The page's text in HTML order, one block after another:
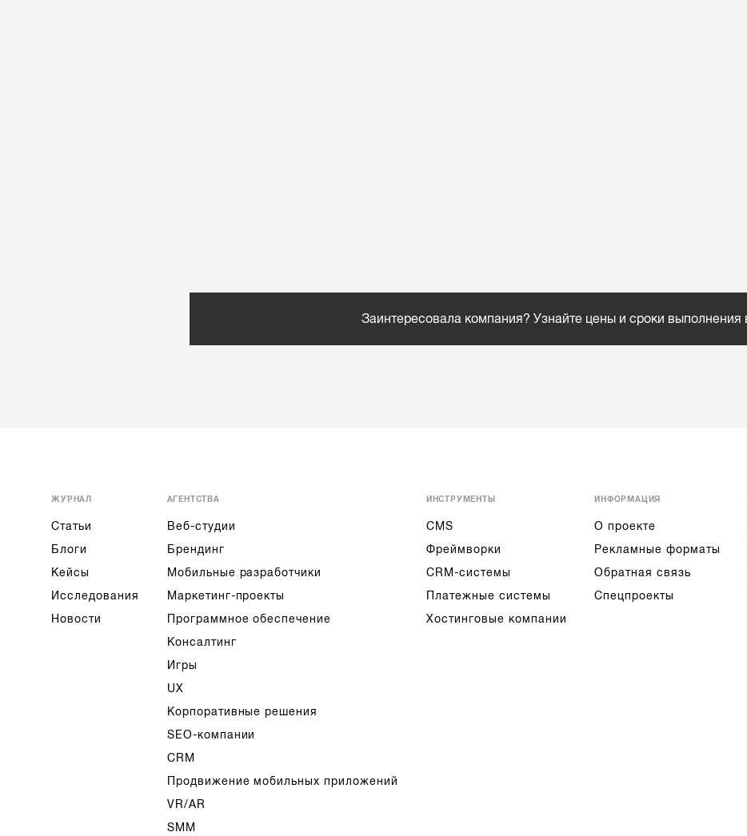
Заинтересовала компания? Узнайте цены и сроки выполнения
ЖУРНАЛ
Статьи
Блоги
Кейсы
Исследования
Новости
АГЕНТСТВА
Веб-студии
Брендинг
Мобильные разработчики
Маркетинг-проекты
Программное обеспечение
Консалтинг
Игры
UX
Корпоративные решения
SEO-компании
CRM
Продвижение мобильных приложений
VR/AR
SMM
ИНСТРУМЕНТЫ
CMS
Фреймворки
CRM-системы
Платежные системы
Хостинговые компании
ИНФОРМАЦИЯ
О проекте
Рекламные форматы
Обратная связь
Спецпроекты